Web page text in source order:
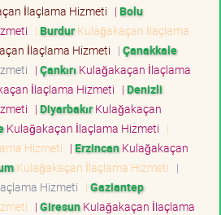
İlaçlama Hizmeti | Bolu
| BurdurKulağakaçan İlaçlama
İlaçlama Hizmeti | Çanakkale
| Çankırı Kulağakaçan İlaçlama
İlaçlama Hizmeti | Denizli
| DiyarbakırKulağakaçan
Kulağakaçan İlaçlama Hizmeti |
Hizmeti | ErzincanKulağakaçan
Kulağakaçan İlaçlama Hizmeti |
Hizmeti | Gaziantep
| GiresunKulağakaçan İlaçlama